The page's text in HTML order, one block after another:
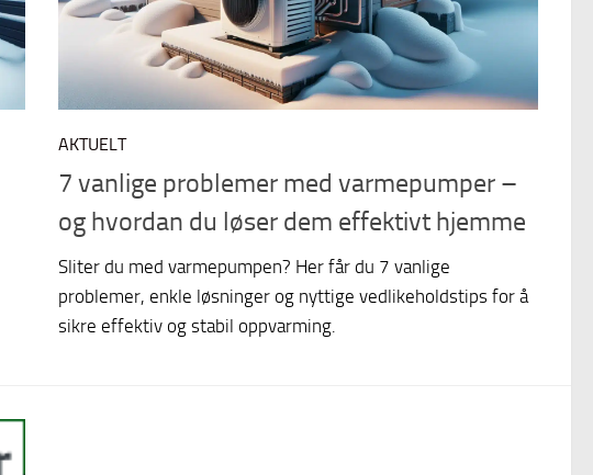
AKTUELT
7 vanlige problemer med varmepumper –
og hvordan du løser dem effektivt hjemme
Sliter du med varmepumpen? Her får du 7 vanlige
problemer, enkle løsninger og nyttige vedlikeholdstips for å
sikre effektiv og stabil oppvarming.